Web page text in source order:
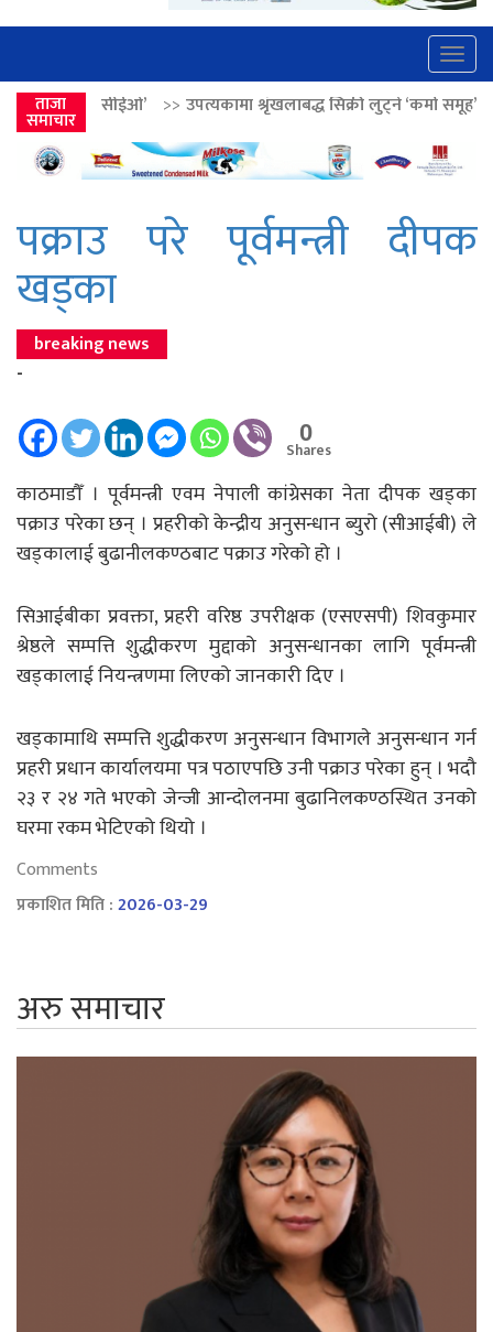
ताजा
समाचार
>>उपत्यकामा श्रृंखलाबद्ध सिक्री लुट्ने ‘कर्मा समूह’का नाइकेसहित पाँच
पक्राउ परे पूर्वमन्त्री दीपक
खड्का
breaking news
-
0
Shares
काठमाडौँ । पूर्वमन्त्री एवम नेपाली कांग्रेसका नेता दीपक खड्का
पक्राउ परेका छन् । प्रहरीको केन्द्रीय अनुसन्धान ब्युरो (सीआईबी) ले
खड्कालाई बुढानीलकण्ठबाट पक्राउ गरेको हो ।
सिआईबीका प्रवक्ता, प्रहरी वरिष्ठ उपरीक्षक (एसएसपी) शिवकुमार
श्रेष्ठले सम्पत्ति शुद्धीकरण मुद्दाको अनुसन्धानका लागि पूर्वमन्त्री
खड्कालाई नियन्त्रणमा लिएको जानकारी दिए ।
खड्कामाथि सम्पत्ति शुद्धीकरण अनुसन्धान विभागले अनुसन्धान गर्न
प्रहरी प्रधान कार्यालयमा पत्र पठाएपछि उनी पक्राउ परेका हुन् । भदौ
२३ र २४ गते भएको जेन्जी आन्दोलनमा बुढानिलकण्ठस्थित उनको
घरमा रकम भेटिएको थियो ।
Comments
प्रकाशित मिति :2026-03-29
अरु समाचार